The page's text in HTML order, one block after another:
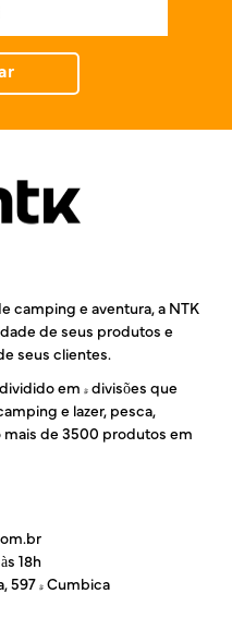
camping e aventura, a NTK
de seus produtos e
seus clientes.
em 4 divisões que
e lazer, pesca,
mais de 3500 produtos em
18h
597 - Cumbica